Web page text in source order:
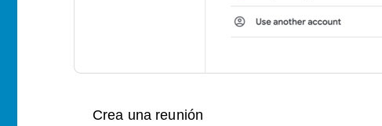
Crea una reunión